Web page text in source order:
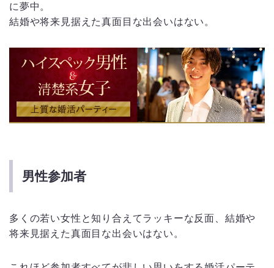
に夢中。
結婚や将来見据えた真面目な出会いはない。
男性参加者
多くの若い女性と知り合えてラッキーな反面、結婚や
将来見据えた真面目な出会いはない。